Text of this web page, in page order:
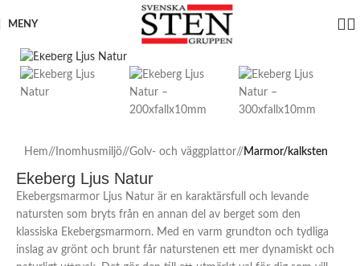
MENY
Hem/ Inomhusmiljö/ Golv- och väggplattor/ Marmor/kalksten
Ekeberg Ljus Natur
Ekebergsmarmor Ljus Natur är en karaktärsfull och levande
natursten som bryts från en annan del av berget som den
klassiska Ekebergsmarmorn. Med en varm grundton och tydliga
inslag av grönt och brunt får naturstenen ett mer dynamiskt och